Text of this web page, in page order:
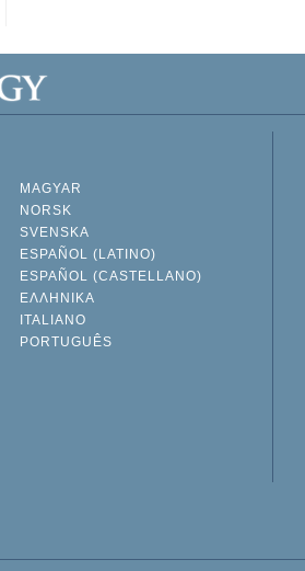
MAGYAR
NORSK
SVENSKA
ESPAÑOL (LATINO)
ESPAÑOL (CASTELLANO)
ΕΛΛΗΝΙΚA
ITALIANO
PORTUGUÊS